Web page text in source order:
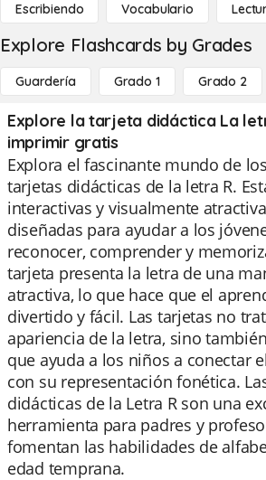
Escribiendo Vocabulario
Explore Flashcards by Grades
Guardería Grado 1 Grado 2
Explore la tarjeta didáctica La
imprimir gratis
Explora el fascinante mundo de
tarjetas didácticas de la letra R.
interactivas y visualmente
diseñadas para ayudar a los
reconocer, comprender y
tarjeta presenta la letra de una
atractiva, lo que hace que el
divertido y fácil. Las tarjetas no
apariencia de la letra, sino
que ayuda a los niños a conectar
con su representación fonética.
didácticas de la Letra R son una
herramienta para padres y
fomentan las habilidades de
edad temprana.